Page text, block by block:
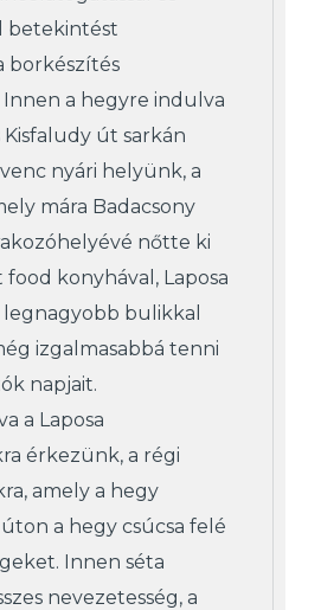
betekintést
borkészítés
Innen a hegyre indulva
Kisfaludy út sarkán
nyári helyünk, a
mára Badacsony
nőtte ki
konyhával, Laposa
legnagyobb bulikkal
izgalmasabbá tenni
napjait.
a Laposa
érkezünk, a régi
amely a hegy
a hegy csúcsa felé
Innen séta
nevezetesség, a